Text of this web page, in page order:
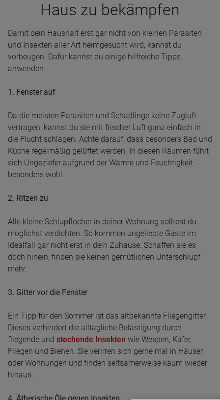
Haus zu bekämp­fen
Damit dein Haushalt erst gar nicht von kleinen Parasiten
und Insekten aller Art heimgesucht wird, kannst du
vorbeugen. Dafür kannst du einige hilfreiche Tipps
anwenden.
1. Fenster auf
Da die meisten Parasiten und Schädlinge keine Zugluft
vertragen, kannst du sie mit frischer Luft ganz einfach in
die Flucht schlagen. Achte darauf, dass besonders Bad und
Küche regelmäßig gelüftet werden. In diesen Räumen fühlt
sich Ungeziefer aufgrund der Wärme und Feuchtigkeit
besonders wohl.
2. Ritzen zu
Alle kleine Schlupflöcher in deiner Wohnung solltest du
möglichst verdichten. So kommen ungeliebte Gäste im
Idealfall gar nicht erst in dein Zuhause. Schaffen sie es
doch hinein, finden sie keinen gemütlichen Unterschlupf
mehr.
3. Gitter vor die Fenster
Ein Tipp für den Sommer ist das altbekannte Fliegengitter.
Dieses verhindert die alltägliche Belästigung durch
fliegende und stechende Insekten wie Wespen, Käfer,
Fliegen und Bienen. Sie verirren sich gerne mal in Häuser
oder Wohnungen und finden seltsamerweise kaum wieder
hinaus.